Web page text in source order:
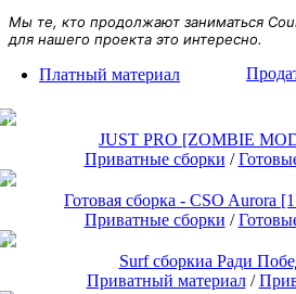
Мы те, кто продолжают заниматься
для нашего проекта это интересно.
Платный материал
15$
JUST PRO [ZOMBIE
Приватные сборки /
15$
Готовая сборка - CSO Aurora
Приватные сборки /
15$
Surf сборкиа Ради
Приватный материал/